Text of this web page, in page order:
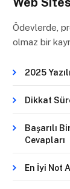
Ödevlerde,
olmaz bir
2025
Dikkat
Başarılı
Cevapları
En İyi Not